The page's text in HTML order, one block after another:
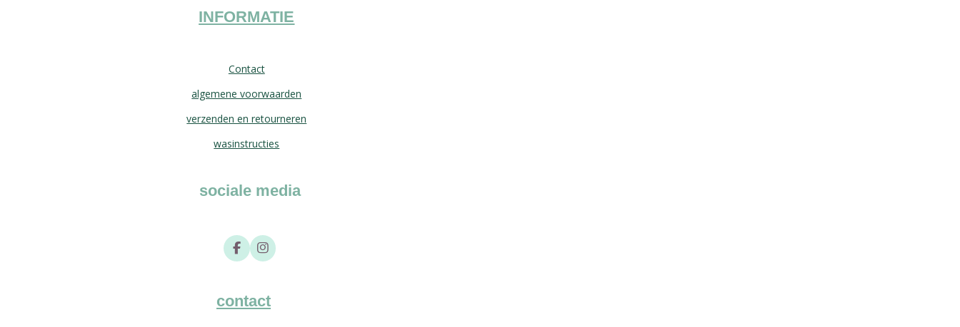
INFORMATIE
Contact
algemene voorwaarden
verzenden en retourneren
wasinstructies
sociale media
F
a
b
o
I
n
a
g
contact